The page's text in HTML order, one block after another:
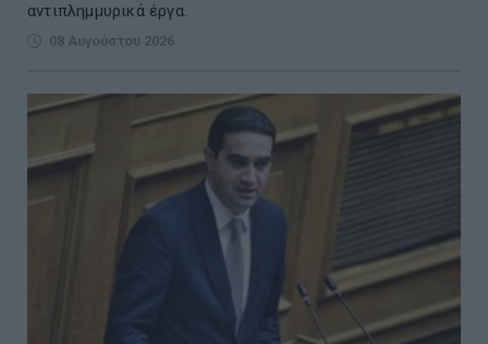
αντιπλημμυρικά έργα.
08 Αυγούστου 2026